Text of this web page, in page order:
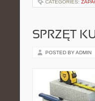
CATEGORIES:
SPRZĘT
POSTED BY ADMIN